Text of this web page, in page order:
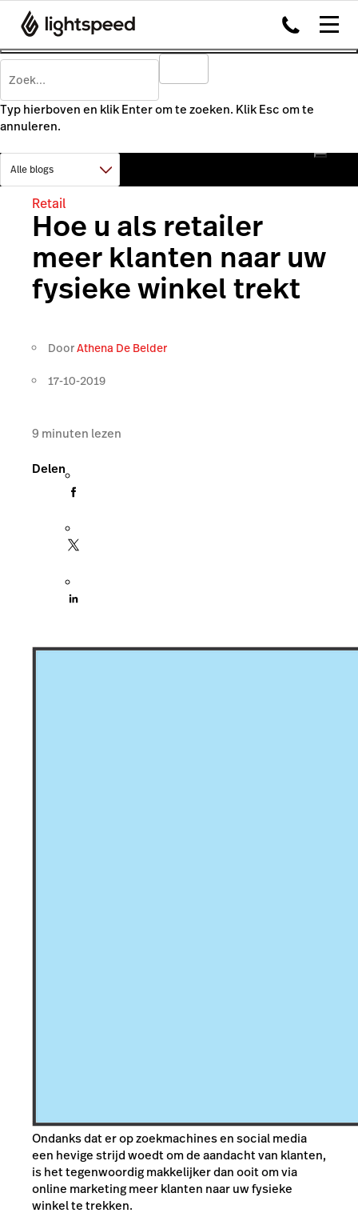
Typ hierboven en klik Enter om te zoeken. Klik Esc om te
annuleren.
Retail
Hoe u als retailer
meer klanten naar uw
fysieke winkel trekt
DoorAthena De Belder
17-10-2019
9 minuten lezen
Delen
Ondanks dat er op zoekmachines en social media
een hevige strijd woedt om de aandacht van klanten,
is het tegenwoordig makkelijker dan ooit om via
online marketing meer klanten naar uw fysieke
winkel te trekken.